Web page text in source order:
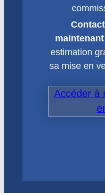
maintenant
estimation
sa mise en
Accéder à